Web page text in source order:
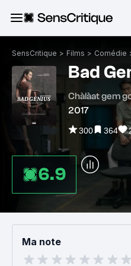
SensCritique > Films > Comédie
Bad
Chàlàat gem
2017
300 364
6.9
Ma note